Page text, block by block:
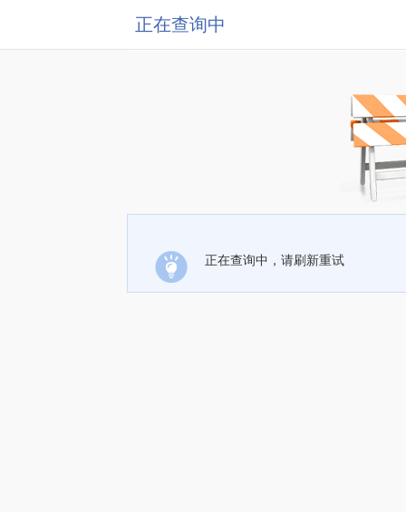
正在查询中
正在查询中，请刷新重试